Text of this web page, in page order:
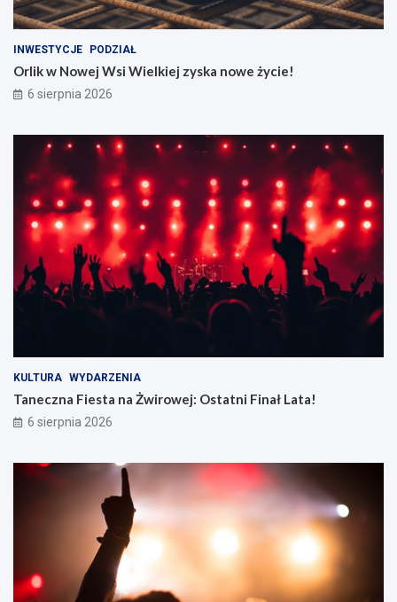
INWESTYCJE PODZIAŁ
Orlik w Nowej Wsi Wielkiej zyska nowe życie!
6 sierpnia 2026
KULTURA WYDARZENIA
Taneczna Fiesta na Żwirowej: Ostatni Finał Lata!
6 sierpnia 2026